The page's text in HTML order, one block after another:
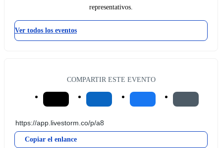
representativos.
Ver todos los eventos
COMPARTIR ESTE EVENTO
Copiar el enlance